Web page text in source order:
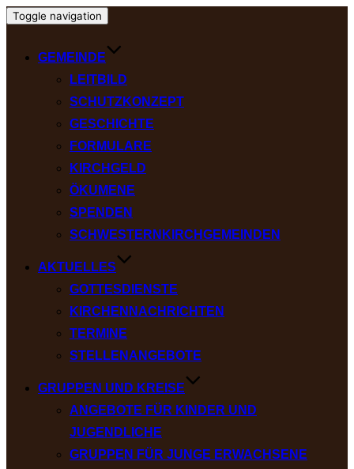
Toggle navigation
GEMEINDE
LEITBILD
SCHUTZKONZEPT
GESCHICHTE
FORMULARE
KIRCHGELD
ÖKUMENE
SPENDEN
SCHWESTERNKIRCHGEMEINDEN
AKTUELLES
GOTTESDIENSTE
KIRCHENNACHRICHTEN
TERMINE
STELLENANGEBOTE
GRUPPEN UND KREISE
ANGEBOTE FÜR KINDER UND
JUGENDLICHE
GRUPPEN FÜR JUNGE ERWACHSENE